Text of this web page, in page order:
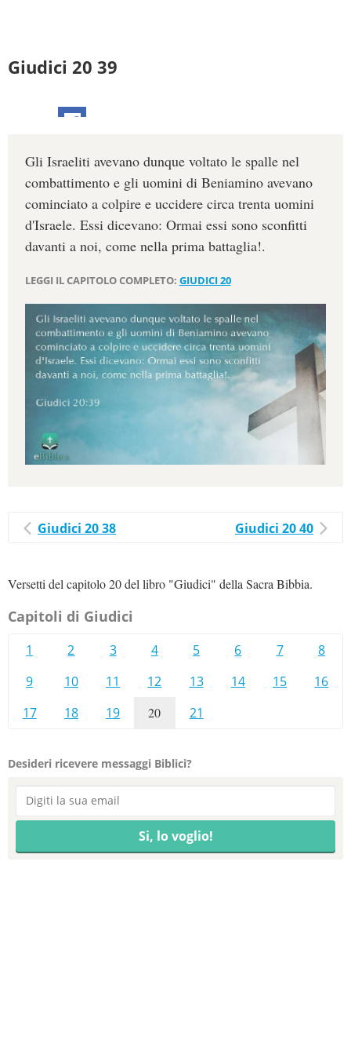
Giudici 20 39
Gli Israeliti avevano dunque voltato le spalle nel
combattimento e gli uomini di Beniamino avevano
cominciato a colpire e uccidere circa trenta uomini
d'Israele. Essi dicevano: Ormai essi sono sconfitti
davanti a noi, come nella prima battaglia!.
LEGGI IL CAPITOLO COMPLETO: GIUDICI 20
Giudici 20 38 Giudici 20 40
Versetti del capitolo 20 del libro "Giudici" della Sacra Bibbia.
Capitoli di Giudici
1 2 3 4 5 6 7
8
9
10 11 12 13 14 15
16
17
18 19 20 21
Desideri ricevere messaggi Biblici?